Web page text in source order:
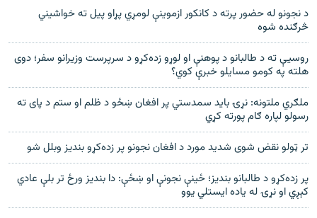
د نجونو له حضور پرته د کانکور ازموینې لومړي پړاو پیل ته خواشیني
څرګنده شوه
روسیې ته د طالبانو د پوهنې او لوړو زده‌کړو د سرپرست وزیرانو سفر؛ دوی
هلته په کومو مسایلو خبرې کوي؟
ملګري ملتونه: نړۍ باید سمدستي پر افغان ښځو د ظلم او ستم د پای ته
رسولو لپاره ګام پورته کړي
تر ټولو نقض شوی شدید مورد د افغان نجونو پر ز‌ده‌کړو بندیز وبلل شو
پر زده‌کړو د طالبانو بندیز؛ ځينې نجونې او ښځې: دا بندیز ورځ تر بلې عادي
کېږي او نړۍ له یاده ایستلي یوو